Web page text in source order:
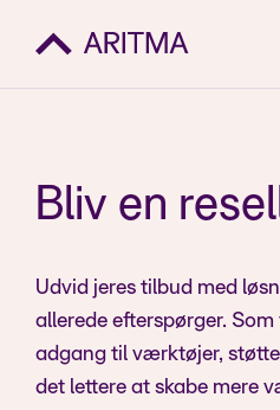
Bliv en
Udvid jeres tilbud med
allerede efterspørger.
adgang til værktøjer,
det lettere at skabe mere